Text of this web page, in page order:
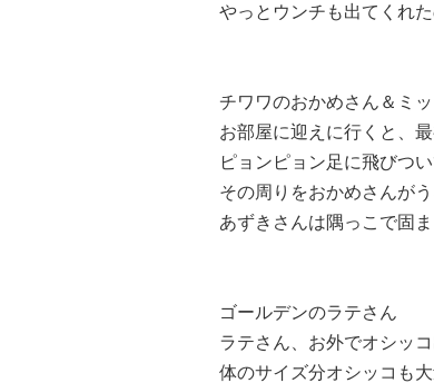
やっとウンチも出てくれ
チワワのおかめさん＆ミ
お部屋に迎えに行くと、
ピョンピョン足に飛びつ
その周りをおかめさんが
あずきさんは隅っこで固
ゴールデンのラテさん
ラテさん、お外でオシッ
体のサイズ分オシッコも